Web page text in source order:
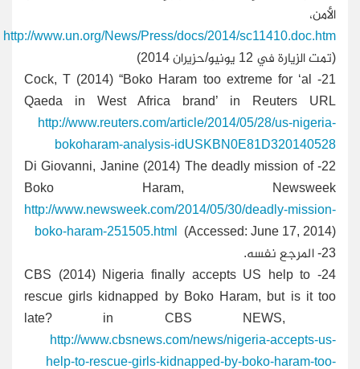
الأمن،
http://www.un.org/News/Press/docs/2014/sc11410.doc.htm
(تمت الزيارة في 12 يونيو/حزيران 2014)
21- Cock, T (2014) “Boko Haram too extreme for ‘al
Qaeda in West Africa brand’ in Reuters URL
http://www.reuters.com/article/2014/05/28/us-nigeria-
bokoharam-analysis-idUSKBN0E81D320140528
22
- Di Giovanni, Janine (2014) The deadly mission of
Boko Haram, Newsweek
http://www.newsweek.com/2014/05/30/deadly-mission-
boko-haram-251505.html
(Accessed: June 17, 2014)
23- المرجع نفسه.
24-
CBS (2014) Nigeria finally accepts US help to
rescue girls kidnapped by Boko Haram, but is it too
late? in CBS NEWS,
http://www.cbsnews.com/news/nigeria-accepts-us-
help-to-rescue-girls-kidnapped-by-boko-haram-too-